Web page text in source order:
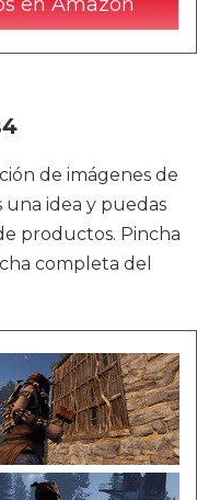
de imágenes de
idea y puedas
productos. Pincha
completa del